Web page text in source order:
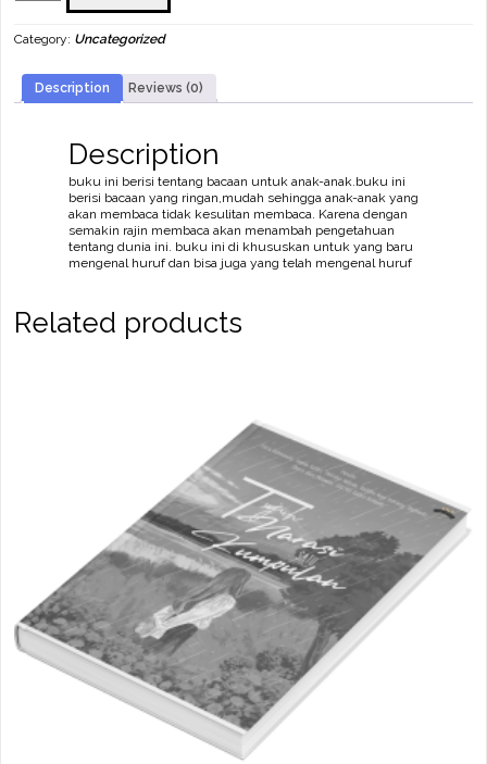
quantity
Category: Uncategorized
Description Reviews (0)
Description
buku ini berisi tentang bacaan untuk anak-anak.buku ini
berisi bacaan yang ringan,mudah sehingga anak-anak yang
akan membaca tidak kesulitan membaca. Karena dengan
semakin rajin membaca akan menambah pengetahuan
tentang dunia ini. buku ini di khususkan untuk yang baru
mengenal huruf dan bisa juga yang telah mengenal huruf
Related products